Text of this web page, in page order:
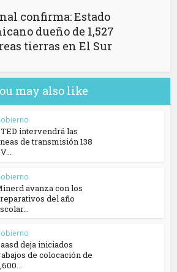
confirma: Estado
dueño de 1,527
tierras en El Sur
may also like
intervendrá las
de transmisión 138
avanza con los
del año
deja iniciados
de colocación de